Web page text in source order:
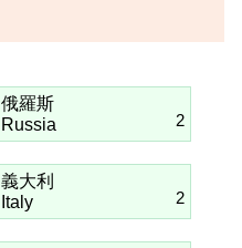
俄羅斯
Russia
2
義大利
Italy
2